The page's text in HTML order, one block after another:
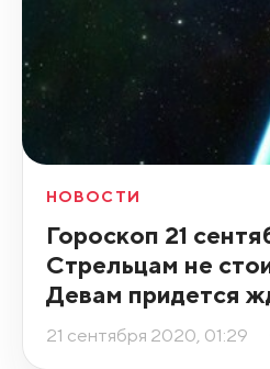
НОВОСТИ
Гороскоп 21
Стрельцам не
Девам придется
21 сентября 2020, 01:29